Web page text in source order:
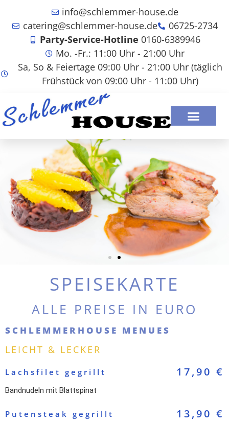
info@schlemmer-house.de
catering@schlemmer-house.de
06725-2734
Party-Service-Hotline 0160-6389946
Mo. -Fr.: 11:00 Uhr - 21:00 Uhr
Sa, So & Feiertage 09:00 Uhr - 21:00 Uhr (täglich
Frühstück von 09:00 Uhr - 11:00 Uhr)
SPEISEKARTE
ALLE PREISE IN EURO
SCHLEMMERHOUSE MENUES
LEICHT & LECKER
Lachsfilet gegrillt 17,90 €
Bandnudeln mit Blattspinat
Putensteak gegrillt 13,90 €